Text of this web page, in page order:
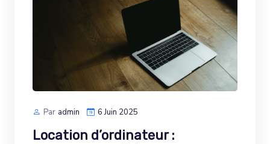
Par Admin 6 Juin 2025
Location d’ordinateur :